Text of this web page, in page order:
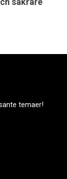
temaer!